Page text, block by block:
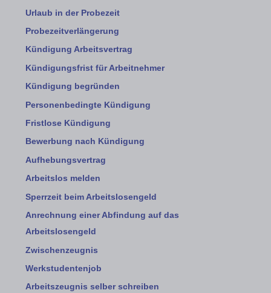
Urlaub in der Probezeit
Probezeitverlängerung
Kündigung Arbeitsvertrag
Kündigungsfrist für Arbeitnehmer
Kündigung begründen
Personenbedingte Kündigung
Fristlose Kündigung
Bewerbung nach Kündigung
Aufhebungsvertrag
Arbeitslos melden
Sperrzeit beim Arbeitslosengeld
Anrechnung einer Abfindung auf das
Arbeitslosengeld
Zwischenzeugnis
Werkstudentenjob
Arbeitszeugnis selber schreiben